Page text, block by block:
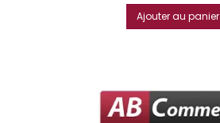
Ajouter au panier